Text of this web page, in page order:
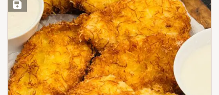
Save Recipe